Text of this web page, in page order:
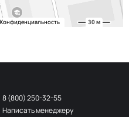
8 (800) 250-32-55
Написать менеджеру